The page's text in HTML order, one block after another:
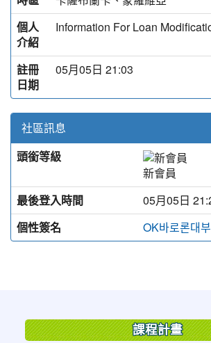
個人
介紹
Information For Loan
註冊
日期
05月05日 21:03
社區訊息
頭銜等級
新會員
最後登入時間
05月05日
個性簽名
OK바로론대
課程計畫